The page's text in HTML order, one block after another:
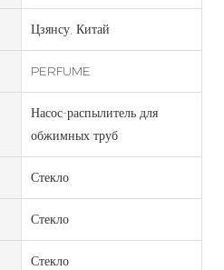
Цзянсу, Китай
PERFUME
Насос-распылитель для
обжимных труб
Стекло
Стекло
Стекло